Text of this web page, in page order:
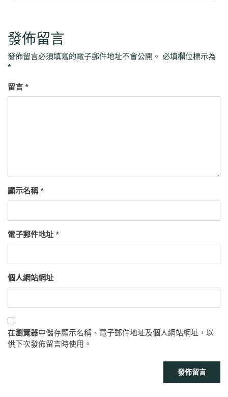
發佈留言
發佈留言必須填寫的電子郵件地址不會公開。 必填欄位標示為
*
留言 *
顯示名稱*
電子郵件地址 *
個人網站網址
在瀏覽器中儲存顯示名稱、電子郵件地址及個人網站網址，以
供下次發佈留言時使用。